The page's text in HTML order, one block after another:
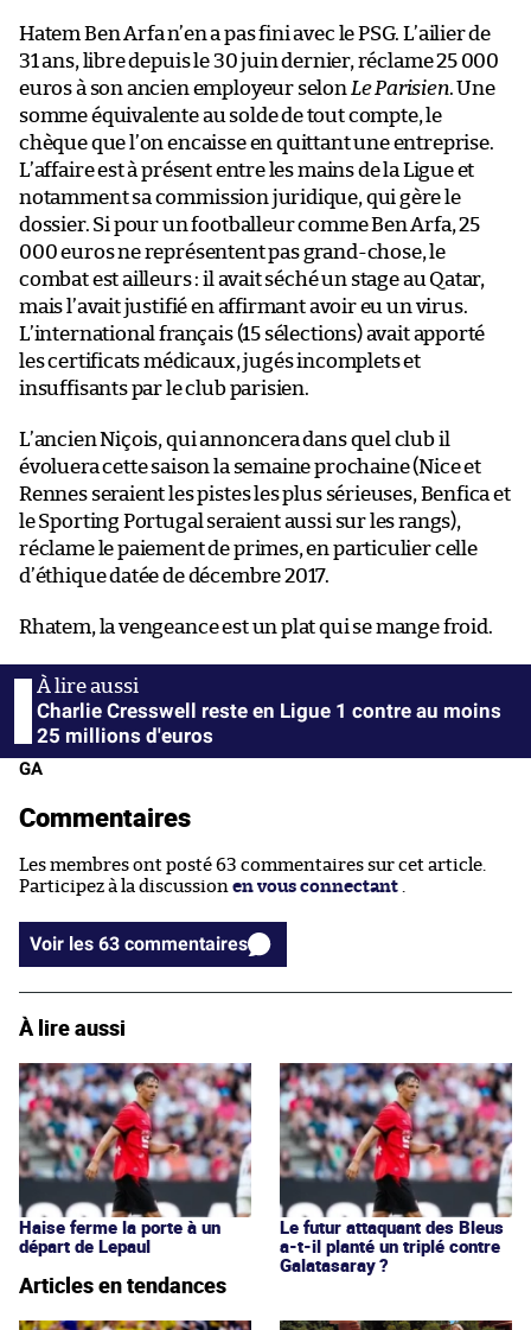
Hatem Ben Arfa n’en a pas fini avec le PSG. L’ailier de
31 ans, libre depuis le 30 juin dernier, réclame 25 000
euros à son ancien employeur selon Le Parisien. Une
somme équivalente au solde de tout compte, le
chèque que l’on encaisse en quittant une entreprise.
L’affaire est à présent entre les mains de la Ligue et
notamment sa commission juridique, qui gère le
dossier. Si pour un footballeur comme Ben Arfa, 25
000 euros ne représentent pas grand-chose, le
combat est ailleurs : il avait séché un stage au Qatar,
mais l’avait justifié en affirmant avoir eu un virus.
L’international français (15 sélections) avait apporté
les certificats médicaux, jugés incomplets et
insuffisants par le club parisien.
L’ancien Niçois, qui annoncera dans quel club il
évoluera cette saison la semaine prochaine (Nice et
Rennes seraient les pistes les plus sérieuses, Benfica et
le Sporting Portugal seraient aussi sur les rangs),
réclame le paiement de primes, en particulier celle
d’éthique datée de décembre 2017.
Rhatem, la vengeance est un plat qui se mange froid.
Charlie Cresswell reste en Ligue 1 contre au moins
25 millions d'euros
GA
Commentaires
Les membres ont posté 63 commentaires sur cet article.
Participez à la discussion en vous connectant
Voir les 63 commentaires
À lire aussi
Haise ferme la porte à un
départ de Lepaul
Le futur attaquant des Bleus
a-t-il planté un triplé contre
Galatasaray ?
Articles en tendances